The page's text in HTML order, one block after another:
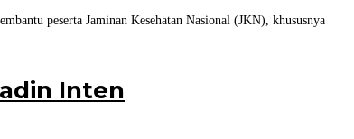
peserta Jaminan Kesehatan Nasional (JKN), khususnya
Inten